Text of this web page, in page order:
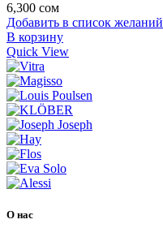
6,300 сом
Добавить в список желаний
В корзину
Quick View
О нас